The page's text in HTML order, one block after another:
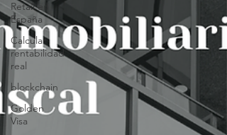
Retail en
España
Calcular
rentabilidad
real
blockchain
Golden
Visa